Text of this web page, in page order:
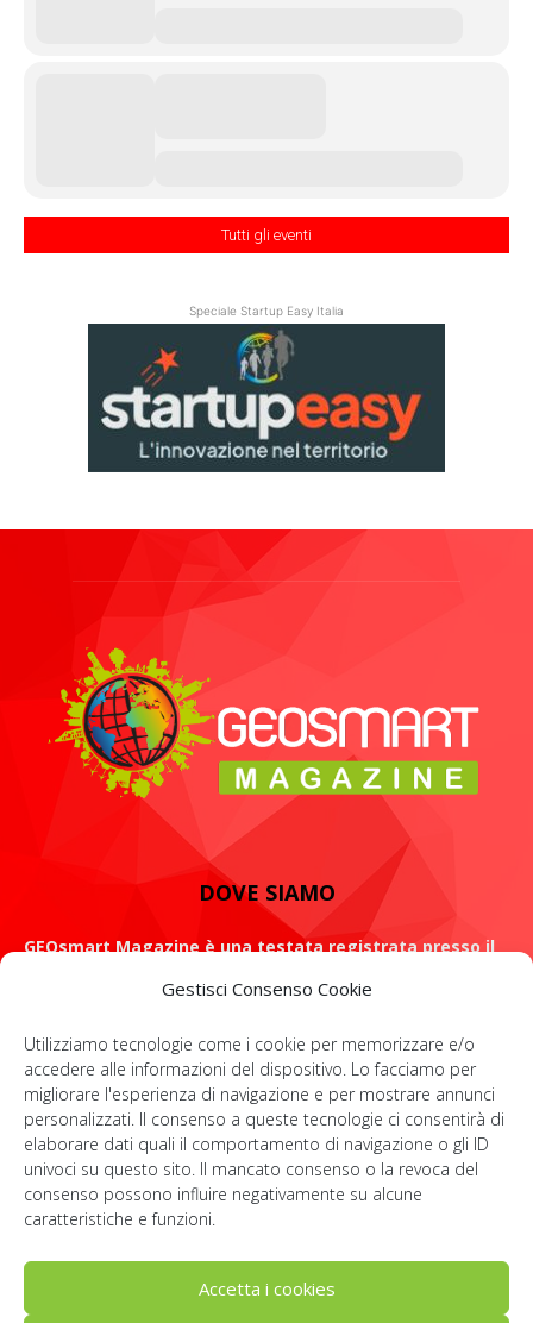
Gestisci Consenso Cookie
Utilizziamo tecnologie come i cookie per memorizzare e/o
accedere alle informazioni del dispositivo. Lo facciamo per
migliorare l'esperienza di navigazione e per mostrare annunci
personalizzati. Il consenso a queste tecnologie ci consentirà di
elaborare dati quali il comportamento di navigazione o gli ID
univoci su questo sito. Il mancato consenso o la revoca del
consenso possono influire negativamente su alcune
caratteristiche e funzioni.
Accetta i cookies
Tutti gli eventi
Speciale Startup Easy Italia
DOVE SIAMO
GEOsmart Magazine è una testata registrata presso il
ROMA: Via Casilina 98, 00182
Contattaci:info@geosmartmagazine.it
SOCIAL